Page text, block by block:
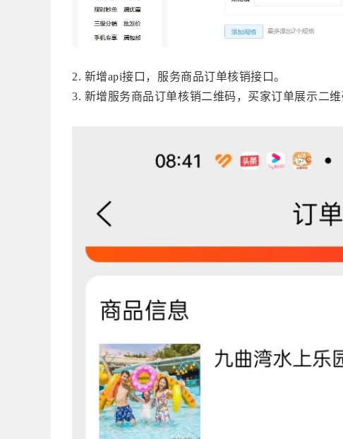
2. 新增api接口， 服务商品订单核销接口。
3. 新增服务商品订单核销二维码，买家订单展示二维